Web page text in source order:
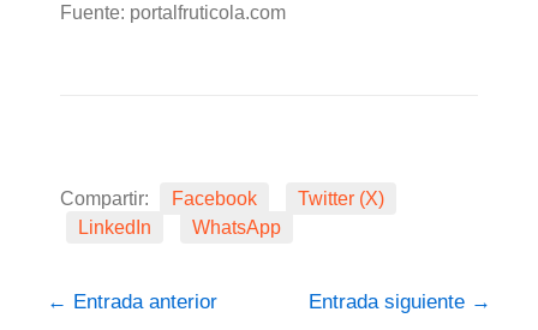
Fuente: portalfruticola.com
Compartir: Facebook
Twitter (X)
LinkedIn
WhatsApp
← Entrada anterior Entrada siguiente →